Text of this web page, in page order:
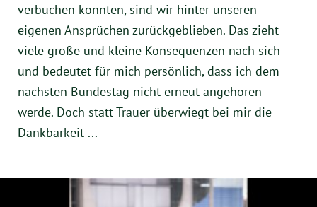
Twitter
YouTube
Facebook
Instagram
verbuchen konnten, sind wir hinter unseren
eigenen Ansprüchen zurückgeblieben. Das zieht
viele große und kleine Konsequenzen nach sich
und bedeutet für mich persönlich, dass ich dem
nächsten Bundestag nicht erneut angehören
werde. Doch statt Trauer überwiegt bei mir die
Dankbarkeit ...